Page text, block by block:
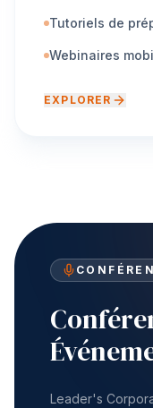
Tutoriels de
Webinaires
EXPLORER
Leader's